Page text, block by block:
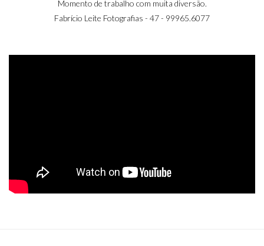
Anos
Momento de trabalho com muita diversão.
Fabrício Leite Fotografias - 47 - 99965.6077